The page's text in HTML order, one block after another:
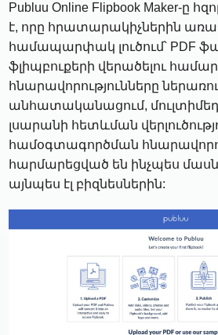
Publuu Online Flipbook Maker-ը
է, որը հրատարակիչներին
համապարփակ լուծում՝ PDF
ֆլիպբուքերի վերածելու
հնարավորությունները
անհատականացում,
լսարանի հետևման
համօգտագործման
հարմարեցված են ինչպես
այնպես էլ բիզնեսներին: